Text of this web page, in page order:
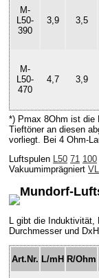
M-
L50-
390
3,9 3,5
M-
L50-
470
4,7 3,9
*) Pmax 8Ohm ist die
Tieftöner an diesen
vorliegt. Bei 4 Ohm-
Luftspulen
L50 71 100
Vakuumimprägniert
Mundorf-
L gibt die Induktivität,
Durchmesser und
Art.Nr. L/mH R/Ohm